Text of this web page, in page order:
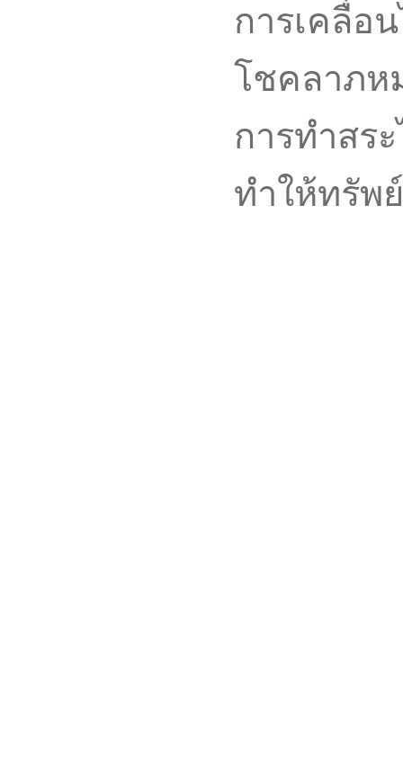
การเคลื่อ
โชคลาภห
การทำสร
ทำให้ทรัพ